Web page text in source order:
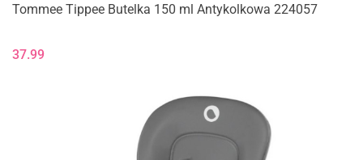
Tommee Tippee Butelka 150 ml Antykolkowa 224057
37.99